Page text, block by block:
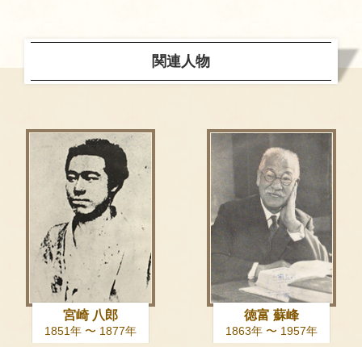
関連人物
宮崎 八郎
1851年 〜 1877年
徳富 蘇峰
1863年 〜 1957年